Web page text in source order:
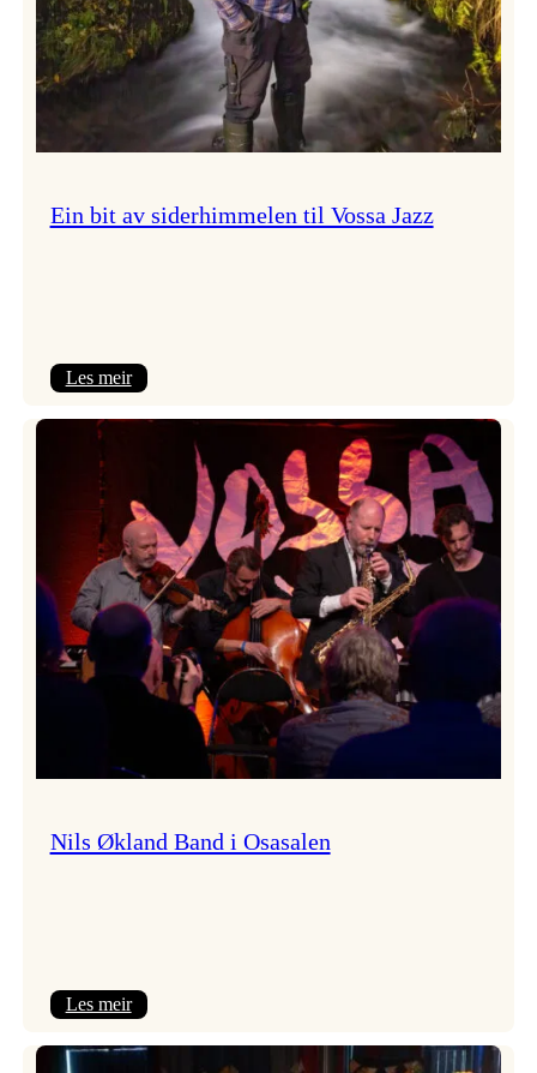
Ein bit av siderhimmelen til Vossa Jazz
Les meir:
siderhimmelen
til
Vossa
Jazz
Nils Økland Band i Osasalen
Les meir:
Økland